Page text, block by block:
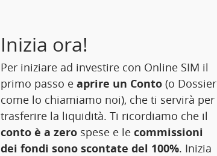
Inizia ora!
Per iniziare ad investire con Online SIM il
primo passo e aprire un Conto (o Dossier
come lo chiamiamo noi), che ti servirà per
trasferire la liquidità. Ti ricordiamo che il
conto è a zero spese e le commissioni
dei fondi sono scontate del 100%. Inizia